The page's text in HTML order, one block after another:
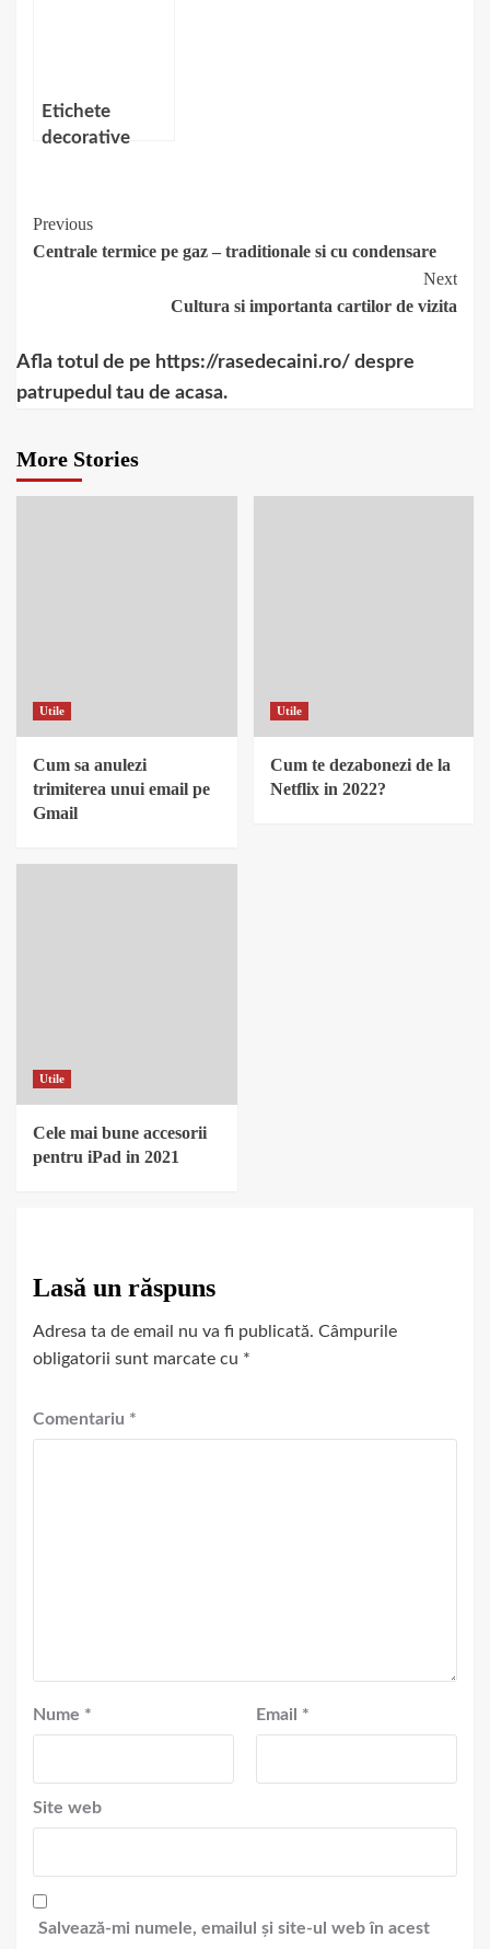
Etichete
decorative
Filesticker
Continue
Reading
Previous
Centrale termice pe gaz – traditionale si cu condensare
Next
Cultura si importanta cartilor de vizita
Afla totul de pe https://rasedecaini.ro/ despre
patrupedul tau de acasa.
More Stories
Utile
Cum sa anulezi
trimiterea unui email pe
Gmail
Utile
Cum te dezabonezi de la
Netflix in 2022?
Utile
Cele mai bune accesorii
pentru iPad in 2021
Lasă un răspuns
Adresa ta de email nu va fi publicată. Câmpurile
obligatorii sunt marcate cu *
Comentariu *
Nume * Email *
Site web
Salvează-mi numele, emailul și site-ul web în acest